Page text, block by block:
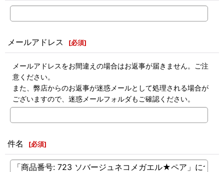
メールアドレス [必須]
メールアドレスをお間違えの場合はお返事が届きません。ご注
意ください。
また、弊店からのお返事が迷惑メールとして処理される場合が
ございますので、迷惑メールフォルダもご確認ください。
件名 [必須]